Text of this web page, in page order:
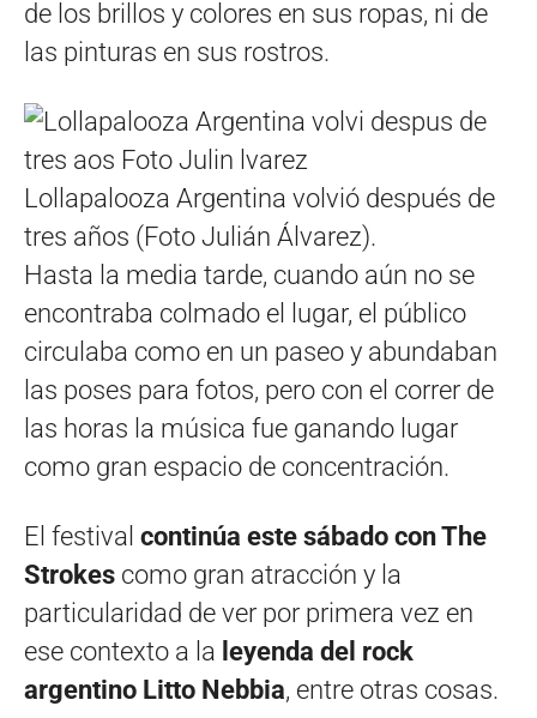
de los brillos y colores en sus ropas, ni de
las pinturas en sus rostros.
Lollapalooza Argentina volvió después de
tres años (Foto Julián Álvarez).
Hasta la media tarde, cuando aún no se
encontraba colmado el lugar, el público
circulaba como en un paseo y abundaban
las poses para fotos, pero con el correr de
las horas la música fue ganando lugar
como gran espacio de concentración.
El festival continúa este sábado con The
Strokes como gran atracción y la
particularidad de ver por primera vez en
ese contexto a la leyenda del rock
argentino Litto Nebbia, entre otras cosas.